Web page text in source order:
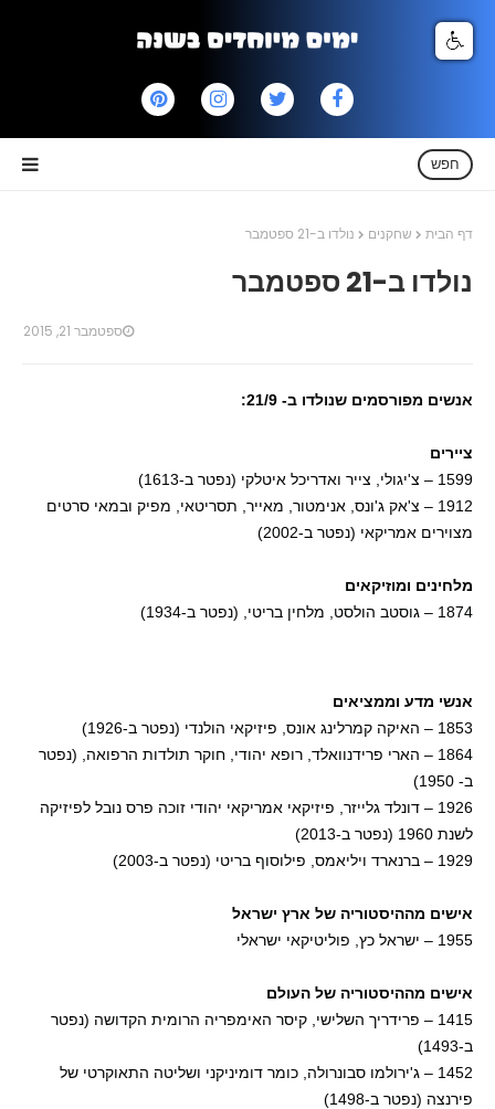
חפש
דף הבית שחקנים נולדו ב-21 ספטמבר
נולדו ב-21 ספטמבר
ספטמבר 21, 2015
אנשים מפורסמים שנולדו ב- 21/9:
ציירים
1599 – צ'יגולי, צייר ואדריכל איטלקי (נפטר ב-1613)
1912 – צ'אק ג'ונס, אנימטור, מאייר, תסריטאי, מפיק ובמאי סרטים
מצוירים אמריקאי (נפטר ב-2002)
מלחינים ומוזיקאים
1874 – גוסטב הולסט, מלחין בריטי, (נפטר ב-1934)
אנשי מדע וממציאים
1853 – האיקה קמרלינג אונס, פיזיקאי הולנדי (נפטר ב-1926)
1864 – הארי פרידנוואלד, רופא יהודי, חוקר תולדות הרפואה, (נפטר
ב- 1950)
1926 – דונלד גלייזר, פיזיקאי אמריקאי יהודי זוכה פרס נובל לפיזיקה
לשנת 1960 (נפטר ב-2013)
1929 – ברנארד ויליאמס, פילוסוף בריטי (נפטר ב-2003)
אישים מההיסטוריה של ארץ ישראל
1955 – ישראל כץ, פוליטיקאי ישראלי
אישים מההיסטוריה של העולם
1415 – פרידריך השלישי, קיסר האימפריה הרומית הקדושה (נפטר
ב-1493)
1452 – ג'ירולמו סבונרולה, כומר דומיניקני ושליטה התאוקרטי של
פירנצה (נפטר ב-1498)